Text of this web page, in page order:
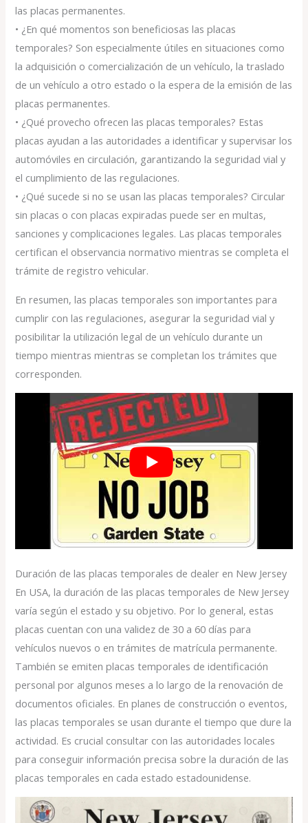
las placas permanentes.
• ¿En qué momentos son beneficiosas las placas
temporales? Son especialmente útiles en situaciones como
la adquisición o comercialización de un vehículo, la traslado
de un vehículo a otro estado o la espera de la emisión de las
placas permanentes.
• ¿Qué provecho ofrecen las placas temporales? Estas
placas ayudan a las autoridades a identificar y supervisar los
automóviles en circulación, garantizando la seguridad vial y
el cumplimiento de las regulaciones.
• ¿Qué sucede si no se usan las placas temporales? Circular
sin placas o con placas expiradas puede ser en multas,
sanciones y complicaciones legales. Las placas temporales
certifican el observancia normativo mientras se completa el
trámite de registro vehicular.
En resumen, las placas temporales son importantes para
cumplir con las regulaciones, asegurar la seguridad vial y
posibilitar la utilización legal de un vehículo durante un
tiempo mientras mientras se completan los trámites que
corresponden.
Duración de las placas temporales de dealer en New Jersey
En USA, la duración de las placas temporales de New Jersey
varía según el estado y su objetivo. Por lo general, estas
placas cuentan con una validez de 30 a 60 días para
vehículos nuevos o en trámites de matrícula permanente.
También se emiten placas temporales de identificación
personal por algunos meses a lo largo de la renovación de
documentos oficiales. En planes de construcción o eventos,
las placas temporales se usan durante el tiempo que dure la
actividad. Es crucial consultar con las autoridades locales
para conseguir información precisa sobre la duración de las
placas temporales en cada estado estadounidense.